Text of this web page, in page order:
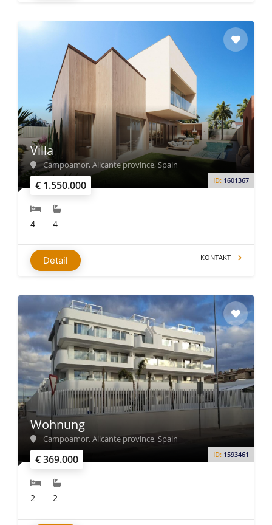
€ 1.550.000 ID: 1601367
Villa
Campoamor, Alicante province, Spain
4 4
Detail KONTAKT
€ 369.000 ID: 1593461
Wohnung
Campoamor, Alicante province, Spain
2 2